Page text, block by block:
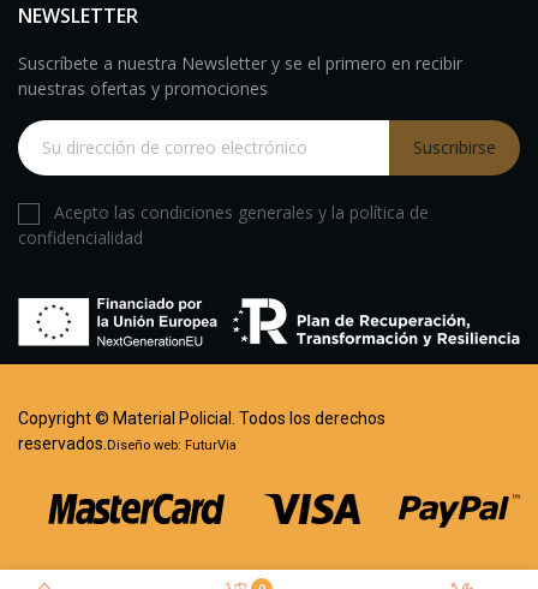
NEWSLETTER
Suscríbete a nuestra Newsletter y se el primero en recibir
nuestras ofertas y promociones
Suscribirse
Acepto las condiciones generales y la política de
confidencialidad
Copyright © Material Policial. Todos los derechos
reservados. Diseño web: FuturVia